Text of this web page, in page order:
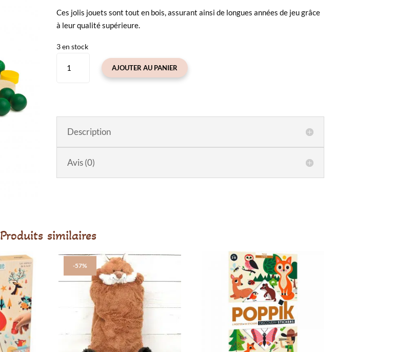
Ces jolis jouets sont tout en bois, assurant ainsi de longues années de jeu grâce
à leur qualité supérieure.
3 en stock
Erzi
AJOUTER AU PANIER
Description
Avis (0)
Produits similaires
-57%